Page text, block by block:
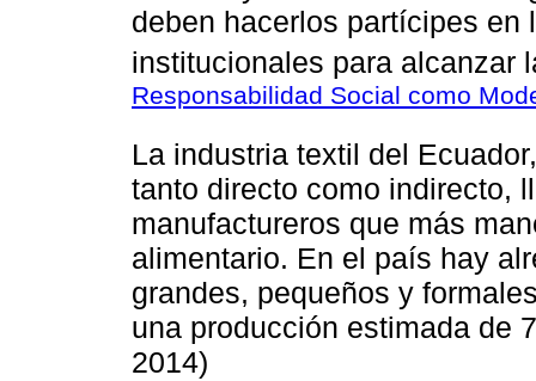
deben hacerlos partícipes
institucionales para alcanzar
Responsabilidad Social como
La industria textil del
tanto directo como indirecto,
manufactureros que más
alimentario. En el país hay
grandes, pequeños y
una producción estimada de
2014)